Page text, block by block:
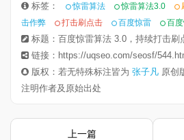
标签： 惊雷算法 惊雷算法3.0
击作弊
打击刷点击 百度惊雷 百
标题：百度惊雷算法 3.0，持续打击刷
链接：https://uqseo.com/seosf/
版权：若无特殊标注皆为 张子凡 原创
注明作者及原始出处
上一篇